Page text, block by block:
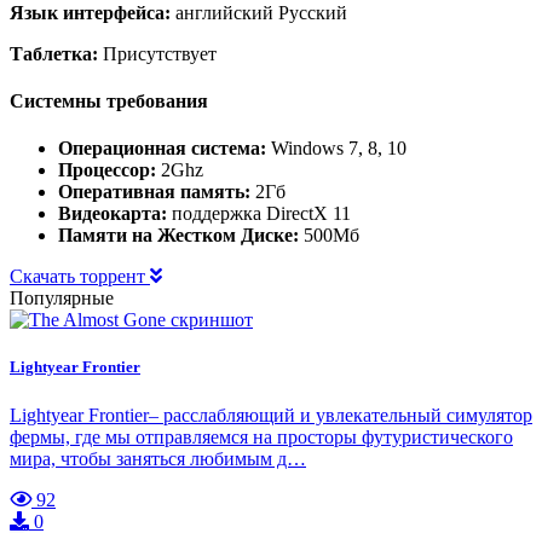
Язык интерфейса: английский Русский
Таблетка: Присутствует
Системны требования
Операционная система: Windows 7, 8, 10
Процессор: 2Ghz
Оперативная память: 2Гб
Видеокарта: поддержка DirectX 11
Памяти на Жестком Диске: 500Мб
Скачать торрент
Популярные
Lightyear Frontier
Lightyear Frontier– расслабляющий и увлекательный симулятор
фермы, где мы отправляемся на просторы футуристического
мира, чтобы заняться любимым д…
92
0